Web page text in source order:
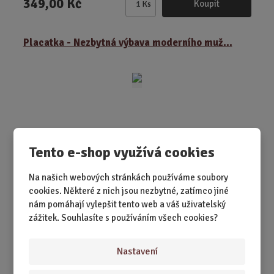
Tento e-shop využívá cookies
Na našich webových stránkách používáme soubory
cookies. Některé z nich jsou nezbytné, zatímco jiné
nám pomáhají vylepšit tento web a váš uživatelský
zážitek. Souhlasíte s používáním všech cookies?
Nastavení
Z
n
t
e
t
Ks Koupit
Placatka - Nezbytná výbava moderního muž...
SKLADEM 2 KS
Protože telefon, peněženka a klíče nestačí. Tahle placatka